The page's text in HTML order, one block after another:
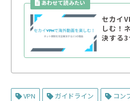
セカイ
しむ！
決する3
VPN ガイドライン
コン